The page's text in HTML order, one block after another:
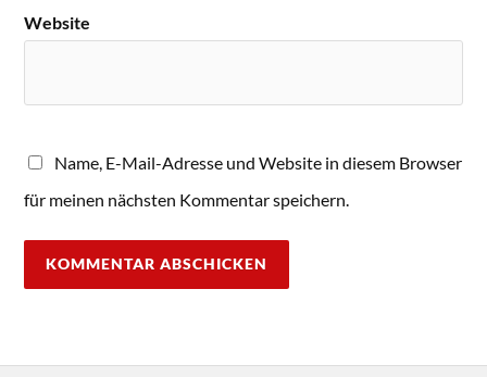
Website
Name, E-Mail-Adresse und Website in diesem Browser
für meinen nächsten Kommentar speichern.